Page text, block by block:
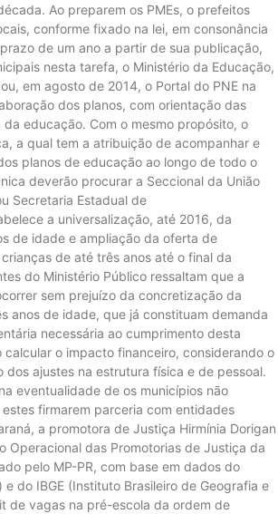
Ao preparem os PMEs, o prefeitos
conforme fixado na lei, em consonância
de um ano a partir de sua publicação,
nesta tarefa, o Ministério da Educação,
em agosto de 2014, o Portal do PNE na
dos planos, com orientação das
educação. Com o mesmo propósito, o
a qual tem a atribuição de acompanhar e
planos de educação ao longo de todo o
deverão procurar a Seccional da União
Secretaria Estadual de
a universalização, até 2016, da
de idade e ampliação da oferta de
de até três anos até o final da
do Ministério Público ressaltam que a
sem prejuízo da concretização da
anos de idade, que já constituam demanda
necessária ao cumprimento desta
o impacto financeiro, considerando o
ajustes na estrutura física e de pessoal.
eventualidade de os municípios não
firmarem parceria com entidades
a promotora de Justiça Hirmínia Dorigan
Operacional das Promotorias de Justiça da
pelo MP-PR, com base em dados do
do IBGE (Instituto Brasileiro de Geografia e
de vagas na pré-escola da ordem de